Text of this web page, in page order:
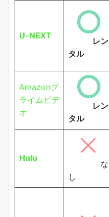
U-NEXT
レン
タル
Amazonプ
ライムビデ
オ
レン
タル
Hulu
な
し